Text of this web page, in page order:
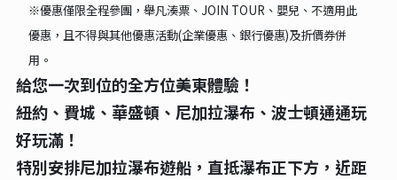
※優惠僅限全程參團，舉凡湊票、JOIN TOUR 、嬰兒、不適⽤此
優惠，且不得與其他優惠活動(企業優惠、銀⾏優惠)及折價券併
⽤ 。
給您⼀次到位的全⽅位美東體驗！
紐約、費城、華盛頓、尼加拉瀑布、波⼠頓通通玩
好玩滿！
特別安排尼加拉瀑布遊船，直抵瀑布正下⽅，近距